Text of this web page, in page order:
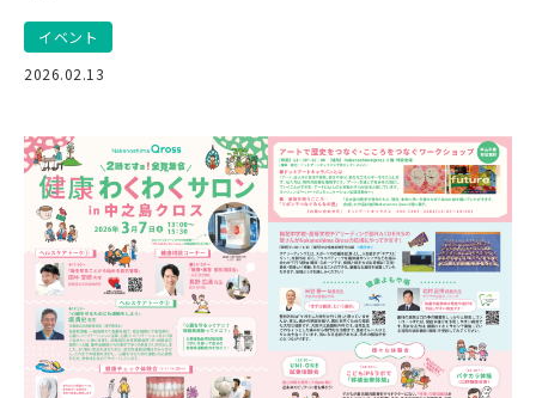
施設情報
研究会
当ウェブサイトのご利用にあたり
JP EN
イベント
2026.02.13